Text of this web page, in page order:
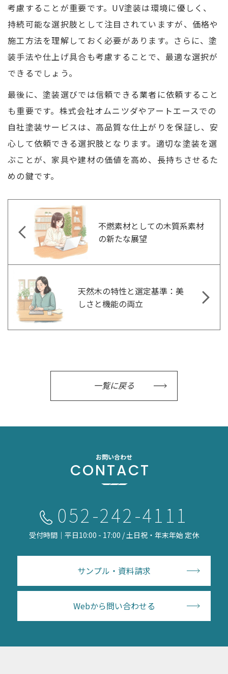
考慮することが重要です。UV塗装は環境に優しく、
持続可能な選択肢として注目されていますが、価格や
施工方法を理解しておく必要があります。さらに、塗
装手法や仕上げ具合も考慮することで、最適な選択が
できるでしょう。
最後に、塗装選びでは信頼できる業者に依頼すること
も重要です。株式会社オムニツダやアートエースでの
自社塗装サービスは、高品質な仕上がりを保証し、安
心して依頼できる選択肢となります。適切な塗装を選
ぶことが、家具や建材の価値を高め、長持ちさせるた
めの鍵です。
不燃素材としての木質系素材
の新たな展望
天然木の特性と選定基準：美
しさと機能の両立
一覧に戻る
お問い合わせ
CONTACT
052-242-4111
受付時間｜平日10:00 - 17:00 / 土日祝・年末年始 定休
サンプル・資料請求
Webから問い合わせる